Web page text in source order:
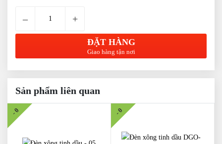
– +
ĐẶT HÀNG
Giao hàng tận nơi
Sản phẩm liên quan
- 0 - 0